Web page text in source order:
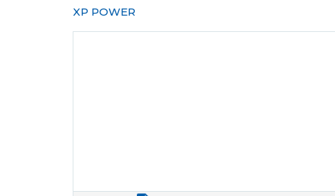
XP POWER